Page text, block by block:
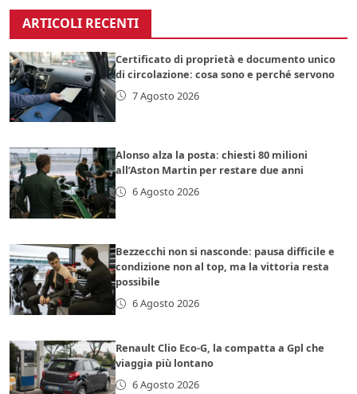
ARTICOLI RECENTI
Certificato di proprietà e documento unico
di circolazione: cosa sono e perché servono
7 Agosto 2026
Alonso alza la posta: chiesti 80 milioni
all’Aston Martin per restare due anni
6 Agosto 2026
Bezzecchi non si nasconde: pausa difficile e
condizione non al top, ma la vittoria resta
possibile
6 Agosto 2026
Renault Clio Eco-G, la compatta a Gpl che
viaggia più lontano
6 Agosto 2026